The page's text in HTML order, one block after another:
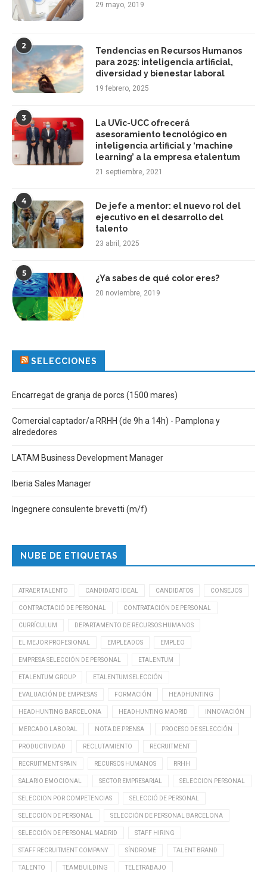
29 mayo, 2019
2
Tendencias en Recursos Humanos
para 2025: inteligencia artificial,
diversidad y bienestar laboral
19 febrero, 2025
3
La UVic-UCC ofrecerá
asesoramiento tecnológico en
inteligencia artificial y ‘machine
learning’ a la empresa etalentum
21 septiembre, 2021
4
De jefe a mentor: el nuevo rol del
ejecutivo en el desarrollo del
talento
23 abril, 2025
5
¿Ya sabes de qué color eres?
20 noviembre, 2019
SELECCIONES
Encarregat de granja de porcs (1500 mares)
Comercial captador/a RRHH (de 9h a 14h) - Pamplona y
alrededores
LATAM Business Development Manager
Iberia Sales Manager
Ingegnere consulente brevetti (m/f)
NUBE DE ETIQUETAS
ATRAER TALENTO CANDIDATO IDEAL CANDIDATOS CONSEJOS
CONTRACTACIÓ DE PERSONAL CONTRATACIÓN DE PERSONAL
CURRÍCULUM DEPARTAMENTO DE RECURSOS HUMANOS
EL MEJOR PROFESIONAL EMPLEADOS EMPLEO
EMPRESA SELECCIÓN DE PERSONAL ETALENTUM
ETALENTUM GROUP ETALENTUM SELECCIÓN
EVALUACIÓN DE EMPRESAS FORMACIÓN HEADHUNTING
HEADHUNTING BARCELONA HEADHUNTING MADRID INNOVACIÓN
MERCADO LABORAL NOTA DE PRENSA PROCESO DE SELECCIÓN
PRODUCTIVIDAD RECLUTAMIENTO RECRUITMENT
RECRUITMENT SPAIN RECURSOS HUMANOS RRHH
SALARIO EMOCIONAL SECTOR EMPRESARIAL SELECCION PERSONAL
SELECCION POR COMPETENCIAS SELECCIÓ DE PERSONAL
SELECCIÓN DE PERSONAL SELECCIÓN DE PERSONAL BARCELONA
SELECCIÓN DE PERSONAL MADRID STAFF HIRING
STAFF RECRUITMENT COMPANY SÍNDROME TALENT BRAND
TALENTO TEAMBUILDING TELETRABAJO